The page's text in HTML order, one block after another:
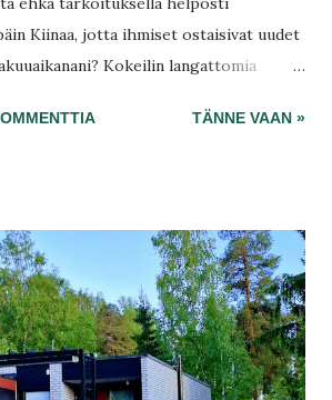
Kiinaa, jotta ihmiset ostaisivat uudet
Kokeilin langattomia
ei kuitenkaan vakuuttanut ja
TÄNNE VAAN »